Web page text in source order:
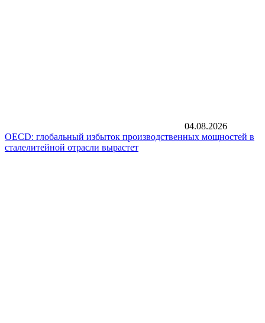
04.08.2026
OECD: глобальный избыток производственных мощностей в
сталелитейной отрасли вырастет